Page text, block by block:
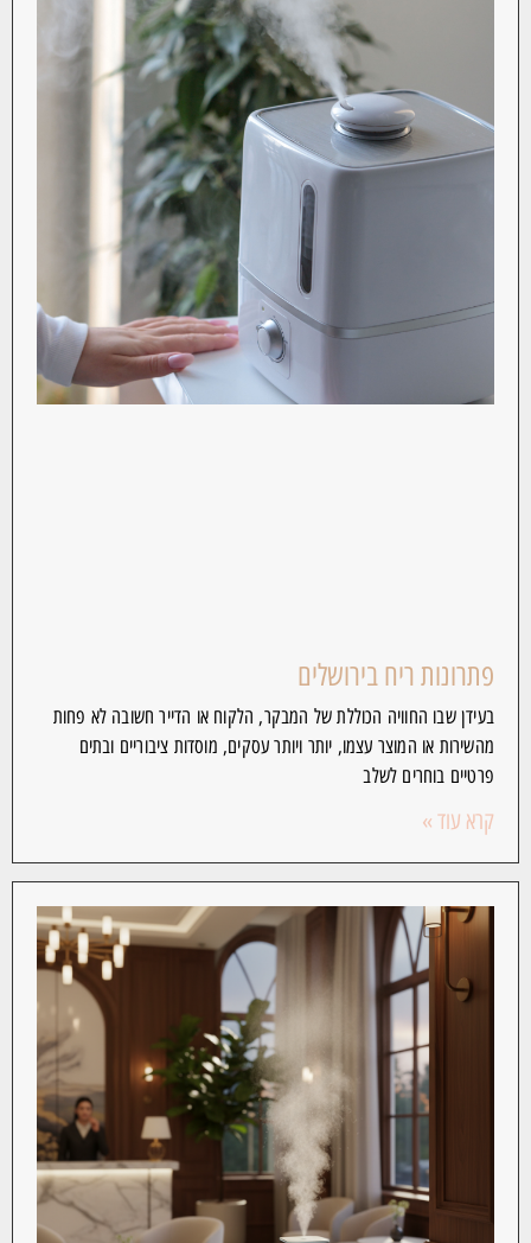
פתרונות ריח בירושלים
בעידן שבו החוויה הכוללת של המבקר, הלקוח או הדייר חשובה לא פחות
מהשירות או המוצר עצמו, יותר ויותר עסקים, מוסדות ציבוריים ובתים
פרטיים בוחרים לשלב
קרא עוד »